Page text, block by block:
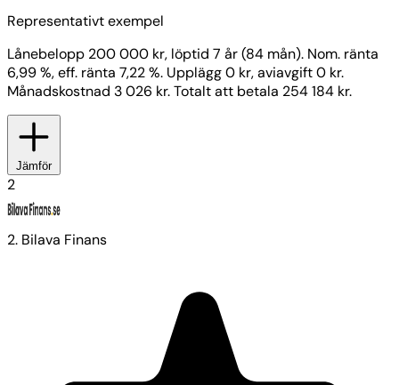
Representativt exempel
Lånebelopp 200 000 kr, löptid 7 år (84 mån). Nom. ränta
6,99 %, eff. ränta 7,22 %. Upplägg 0 kr, aviavgift 0 kr.
Månadskostnad 3 026 kr. Totalt att betala 254 184 kr.
Jämför
2
2. Bilava Finans